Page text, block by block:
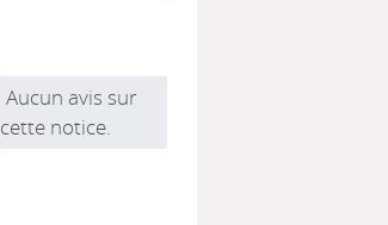
Aucun avis sur
cette notice.